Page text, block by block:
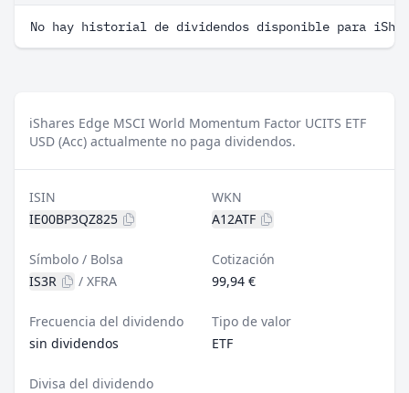
No hay historial de dividendos disponible para iShares
iShares Edge MSCI World Momentum Factor UCITS ETF
USD (Acc) actualmente no paga dividendos.
ISIN
IE00BP3QZ825
WKN
A12ATF
Símbolo / Bolsa
IS3R
/ XFRA
Cotización
99,94 €
Frecuencia del dividendo
sin dividendos
Tipo de valor
ETF
Divisa del dividendo